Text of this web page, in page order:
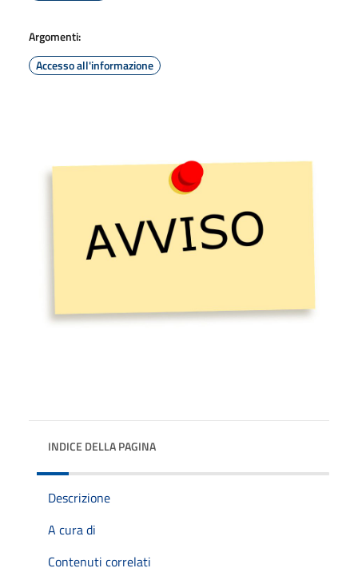
Argomenti:
Accesso all'informazione
INDICE DELLA PAGINA
Descrizione
A cura di
Contenuti correlati